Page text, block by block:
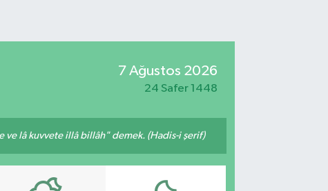
7 Ağustos 2026
24 Safer 1448
ve lâ kuvvete illâ billâh" demek. (Hadis-i şerif)